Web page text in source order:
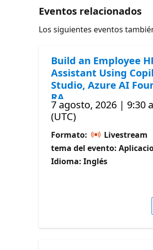
Eventos relacionados
Los siguientes eventos
Build an Employee
Assistant Using
Studio, Azure AI
RA
7 agosto, 2026 | 9:30
(UTC)
Formato:
Livestream
tema del evento:
Idioma: Inglés